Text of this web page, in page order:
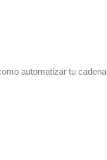
automatizar tu cadena